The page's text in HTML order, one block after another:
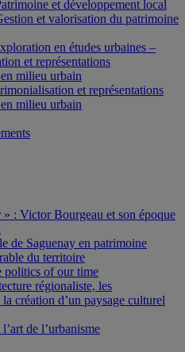
et développement local
et valorisation du patrimoine
en études urbaines –
et représentations
milieu urbain
et représentations
milieu urbain
» : Victor Bourgeau et son époque
de Saguenay en patrimoine
du territoire
politics of our time
régionaliste, les
création d’un paysage culturel
de l’urbanisme